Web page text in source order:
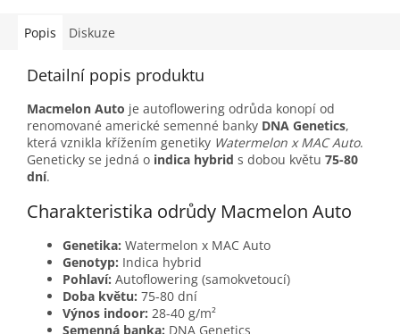
Popis Diskuze
Detailní popis produktu
Macmelon Auto je autoflowering odrůda konopí od
renomované americké semenné banky DNA Genetics,
která vznikla křížením genetiky Watermelon x MAC Auto.
Geneticky se jedná o indica hybrid s dobou květu 75-80
dní.
Charakteristika odrůdy Macmelon Auto
Genetika: Watermelon x MAC Auto
Genotyp: Indica hybrid
Pohlaví: Autoflowering (samokvetoucí)
Doba květu: 75-80 dní
Výnos indoor: 28-40 g/m²
Semenná banka: DNA Genetics